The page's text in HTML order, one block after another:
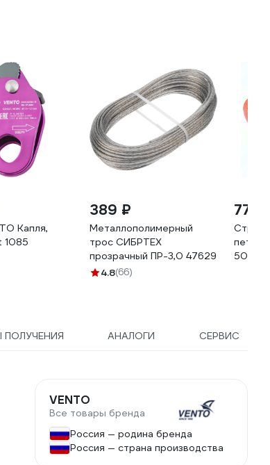
Капля,
1085
389 ₽
Металлополимерный
трос СИБРТЕХ
прозрачный ПР-3,0 47629
4.8(66)
77
Строп
50.0 т,
АНАЛОГИ СЕРВИС
VENTO
Все товары бренда
Россия — родина бренда
Россия — страна производства